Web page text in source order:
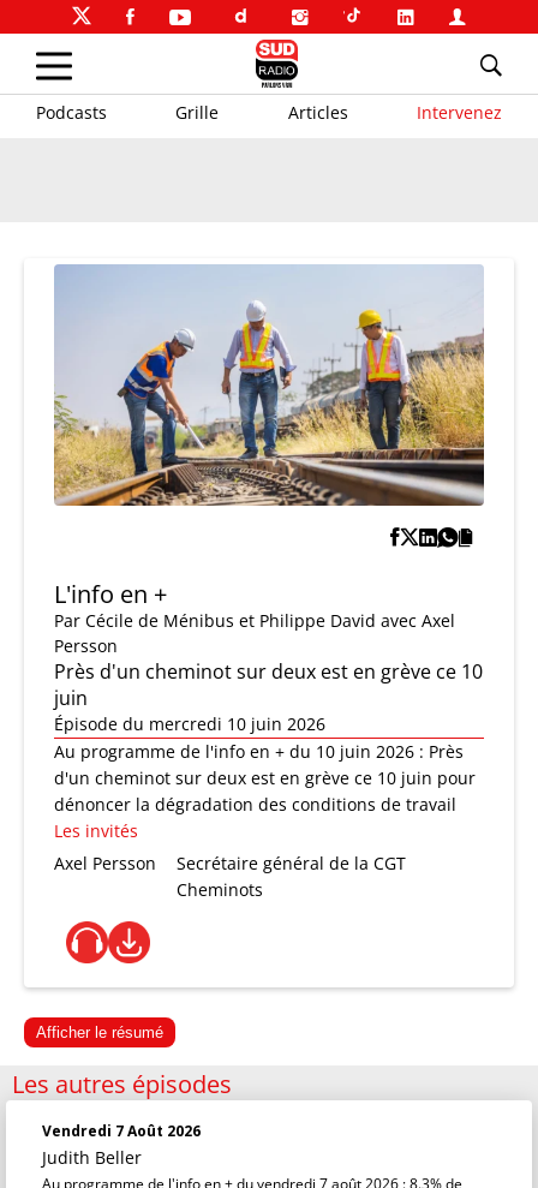
Podcasts Grille Articles Intervenez
L'info en +
Par Cécile de Ménibus et Philippe David avec Axel
Persson
Près d'un cheminot sur deux est en grève ce 10
juin
Épisode du mercredi 10 juin 2026
Au programme de l'info en + du 10 juin 2026 : Près
d'un cheminot sur deux est en grève ce 10 juin pour
dénoncer la dégradation des conditions de travail
Les invités
Axel Persson
Secrétaire général de la CGT
Cheminots
Afficher le résumé
Les autres épisodes
Vendredi 7 Août 2026
Judith Beller